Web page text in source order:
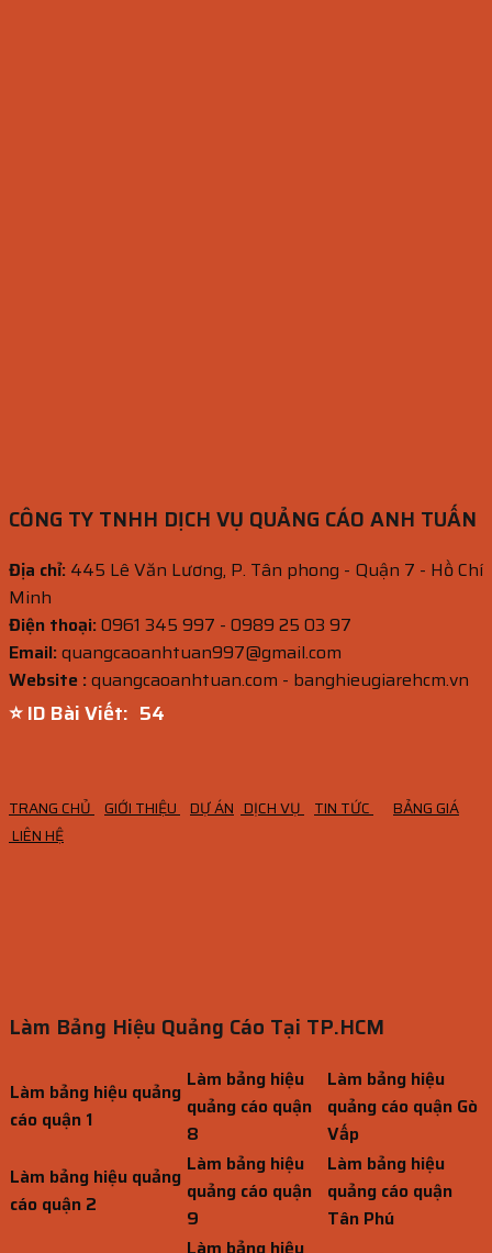
CÔNG TY TNHH DỊCH VỤ QUẢNG CÁO ANH TUẤN
Địa chỉ: 445 Lê Văn Lương, P. Tân phong - Quận 7 - Hồ Chí
Minh
Điện thoại:0961 345 997 - 0989 25 03 97
Email:quangcaoanhtuan997@gmail.com
Website :quangcaoanhtuan.com - banghieugiarehcm.vn
⭐ ID Bài Viết: 52
TRANG CHỦ GIỚI THIỆU DỰ ÁN DỊCH VỤ TIN TỨC
BẢNG GIÁ
LIÊN HỆ
Làm Bảng Hiệu Quảng Cáo Tại TP.HCM
Làm bảng hiệu quảng
cáo quận 1
Làm bảng hiệu
quảng cáo quận
8
Làm bảng hiệu
quảng cáo quận Gò
Vấp
Làm bảng hiệu quảng
cáo quận 2
Làm bảng hiệu
quảng cáo quận
9
Làm bảng hiệu
quảng cáo quận
Tân Phú